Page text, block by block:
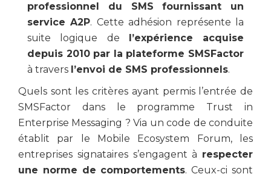
professionnel du SMS fournissant un
service A2P. Cette adhésion représente la
suite logique de l’expérience acquise
depuis 2010 par la plateforme SMSFactor
à travers l’envoi de SMS professionnels.
Quels sont les critères ayant permis l’entrée de
SMSFactor dans le programme Trust in
Enterprise Messaging ? Via un code de conduite
établit par le Mobile Ecosystem Forum, les
entreprises signataires s’engagent à respecter
une norme de comportements. Ceux-ci sont